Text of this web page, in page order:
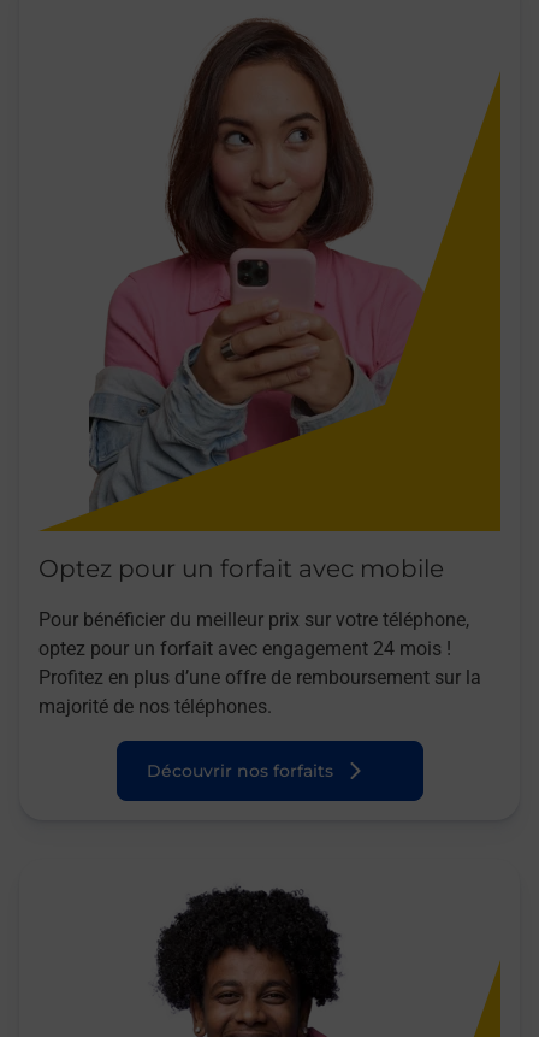
Optez pour un forfait avec mobile
Pour bénéficier du meilleur prix sur votre téléphone,
optez pour un forfait avec engagement 24 mois !
Profitez en plus d’une offre de remboursement sur la
majorité de nos téléphones.
Découvrir nos forfaits